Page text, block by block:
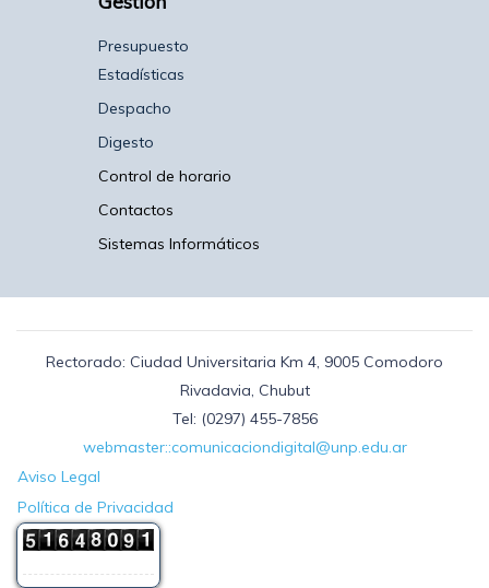
Presupuesto
Estadísticas
Despacho
Digesto
Control de horario
Contactos
Sistemas Informáticos
Rectorado: Ciudad Universitaria Km 4, 9005 Comodoro
Rivadavia, Chubut
Tel: (0297) 455-7856
webmaster::comunicaciondigital@unp.edu.ar
Aviso Legal
Política de Privacidad